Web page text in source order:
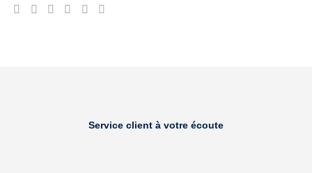
Service client à votre écoute